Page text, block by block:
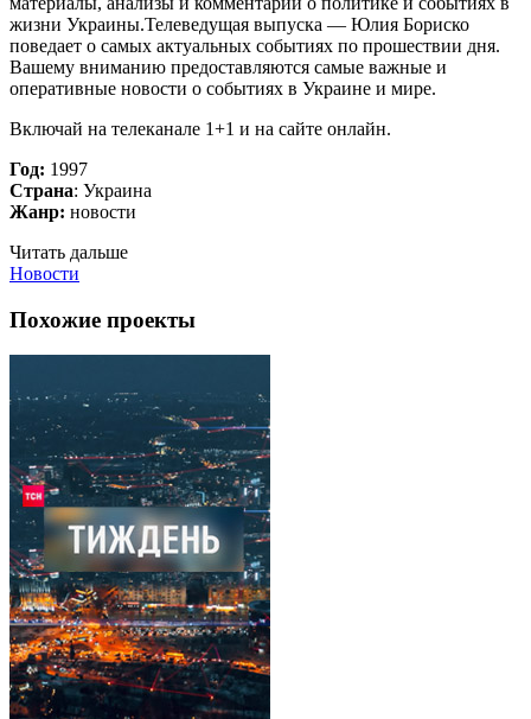
жизни Украины.Телеведущая выпуска — Юлия Бориско
поведает о самых актуальных событиях по прошествии дня.
Вашему вниманию предоставляются самые важные и
оперативные новости о событиях в Украине и мире.
Включай на телеканале 1+1 и на сайте онлайн.
Год: 1997
Страна: Украина
Жанр: новости
Читать дальше
Новости
Похожие проекты